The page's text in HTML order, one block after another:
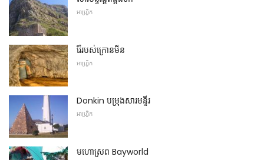
អាហ្វ្រិក
រ៉ែរបស់ក្រោនមីន
អាហ្វ្រិក
Donkin បម្រុងសារមន្ទីរ
អាហ្វ្រិក
មហោស្រព Bayworld